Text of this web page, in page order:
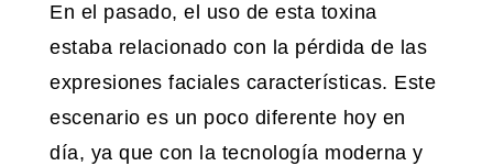
En el pasado, el uso de esta toxina
estaba relacionado con la pérdida de las
expresiones faciales características. Este
escenario es un poco diferente hoy en
día, ya que con la tecnología moderna y